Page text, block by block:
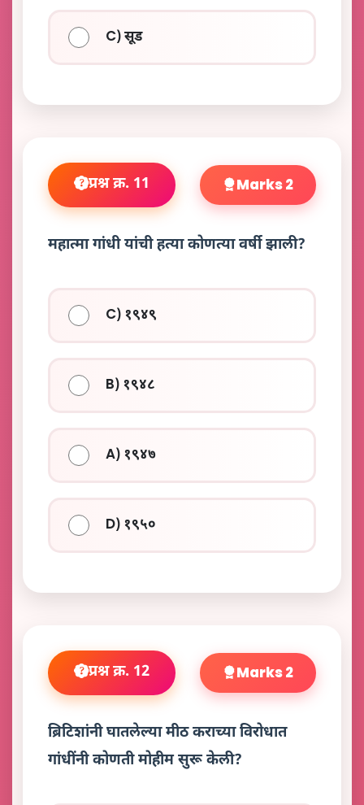
C) सूड
प्रश्न क्र. 11 Marks 2
महात्मा गांधी यांची हत्या कोणत्या वर्षी झाली?
C) १९४९
B) १९४८
A) १९४७
D) १९५०
प्रश्न क्र. 12 Marks 2
ब्रिटिशांनी घातलेल्या मीठ कराच्या विरोधात
गांधींनी कोणती मोहीम सुरू केली?